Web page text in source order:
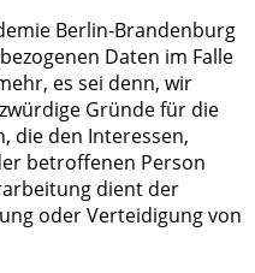
Berlin-Brandenburg
Daten im Falle
es sei denn, wir
Gründe für die
die den Interessen,
betroffenen Person
dient der
oder Verteidigung von